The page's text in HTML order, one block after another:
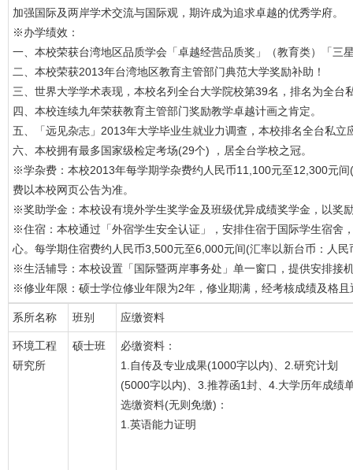
加强国际及两岸学术交流与国际观，期许成为追求卓越的优秀学府。
※办学绩效：
一、本校荣获台湾地区品质学会「卓越经营品质奖」（教育类）「三
二、本校荣获2013年台湾地区教育主管部门典范大学奖励补助！
三、世界大学学术表现，本校名列全台大学院校第39名，排名为全台
四、本校连续九年荣获教育主管部门奖励教学卓越计画之肯定。
五、「远见杂志」2013年大学毕业生就业力调查，本校排名全台私
六、本校拥有最多国家级检定考场(29个) ，居全台学校之冠。
※学杂费：本校2013年每学期学杂费约人民币11,100元至12,300元
费以本校网页公告为准。
※奖助学金：本校设有境外学生奖学金及班级优异成绩奖学金，以奖
※住宿：本校通过「外宿学生安全认证」，安排住宿于国际学生宿舍
心。每学期住宿费约人民币3,500元至6,000元间(汇率以新台币：人
※生活辅导：本校设置「国际暨两岸事务处」单一窗口，提供安排接
※修业年限：硕士学位修业年限为2年，修业期满，经考核成绩及格
系所名称 班别 应缴资料
环境工程
研究所
硕士班
必缴资料：
1.自传及专业成果(1000字以内)、2.研究计划
(5000字以内)、3.推荐函1封、4.大学历年成绩
选缴资料(无则免缴)：
1.英语能力证明